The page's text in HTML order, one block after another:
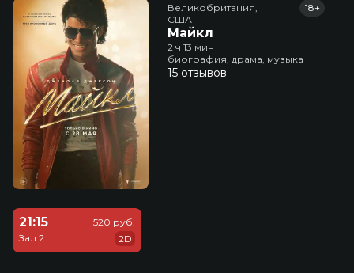
Великобритания,
США
Майкл
18+
2 ч 13 мин
биография, драма, музыка
15 отзывов
21:15
Зал 2
520 руб.
2D